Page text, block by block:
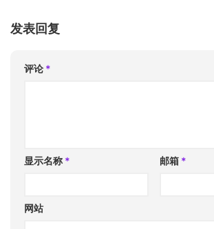
发表回复
评论 *
显示名称 * 邮箱 *
网站